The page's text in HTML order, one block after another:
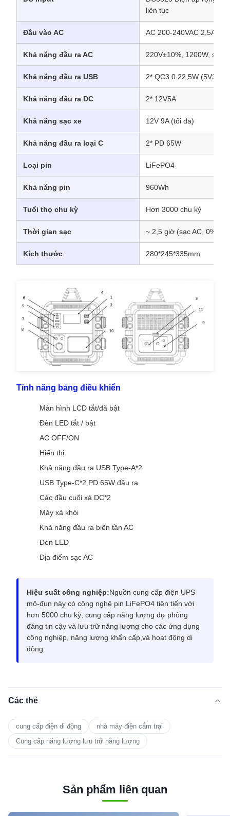
liên tục
Đầu vào AC AC 200-240VAC 2,5A
Khả năng đầu ra AC 220V±10%, 1200W, sóng
Khả năng đầu ra USB 2* QC3.0 22,5W (5V3A/
Khả năng đầu ra DC 2* 12V5A
Khả năng sạc xe 12V 9A (tối đa)
Khả năng đầu ra loại C 2* PD 65W
Loại pin LiFePO4
Khả năng pin 960Wh
Tuổi thọ chu kỳ Hơn 3000 chu kỳ
Thời gian sạc ~ 2,5 giờ (sạc AC, 0%
Kích thước 280*245*335mm
Tính năng bảng điều khiển
Màn hình LCD tắt/đã bật
Đèn LED tắt / bật
AC OFF/ON
Hiển thị
Khả năng đầu ra USB Type-A*2
USB Type-C*2 PD 65W đầu ra
Các đầu cuối xả DC*2
Máy xả khói
Khả năng đầu ra biến tần AC
Đèn LED
Địa điểm sạc AC
Hiệu suất công nghiệp:Nguồn cung cấp điện UPS
mô-đun này có công nghệ pin LiFePO4 tiên tiến với
hơn 5000 chu kỳ, cung cấp năng lượng dự phòng
đáng tin cậy và lưu trữ năng lượng cho các ứng dụng
công nghiệp, năng lượng khẩn cấp,và hoạt động di
động.
Các thẻ
cung cấp điện di động
nhà máy điện cắm trại
Cung cấp năng lượng lưu trữ năng lượng
Sản phẩm liên quan